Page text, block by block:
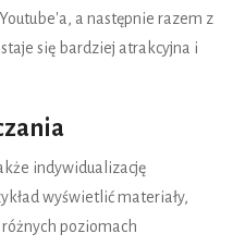
a następnie razem z
się bardziej atrakcyjna i
indywidualizację
wyświetlić materiały,
poziomach